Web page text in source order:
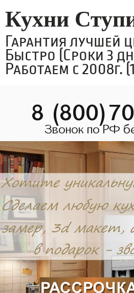
Кухни
Гарантия лучшей
Быстро (Сроки 3
Работаем с 2008г.
8
Звонок по РФ